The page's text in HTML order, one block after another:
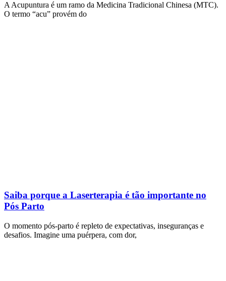
A Acupuntura é um ramo da Medicina Tradicional Chinesa (MTC).
O termo “acu” provém do
Saiba porque a Laserterapia é tão importante no
Pós Parto
O momento pós-parto é repleto de expectativas, inseguranças e
desafios. Imagine uma puérpera, com dor,